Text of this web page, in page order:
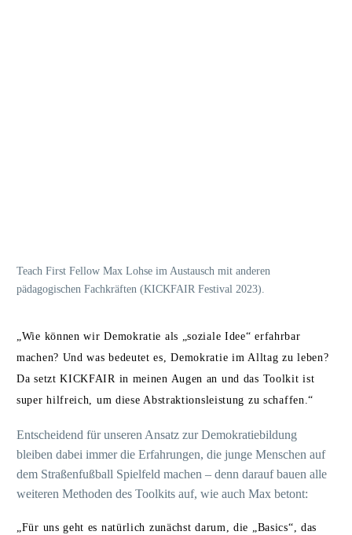
Teach First Fellow Max Lohse im Austausch mit anderen
pädagogischen Fachkräften (KICKFAIR Festival 2023).
„Wie können wir Demokratie als „soziale Idee“ erfahrbar
machen? Und was bedeutet es, Demokratie im Alltag zu leben?
Da setzt KICKFAIR in meinen Augen an und das Toolkit ist
super hilfreich, um diese Abstraktionsleistung zu schaffen.“
Entscheidend für unseren Ansatz zur Demokratiebildung
bleiben dabei immer die Erfahrungen, die junge Menschen auf
dem Straßenfußball Spielfeld machen – denn darauf bauen alle
weiteren Methoden des Toolkits auf, wie auch Max betont:
„Für uns geht es natürlich zunächst darum, die „Basics“, das